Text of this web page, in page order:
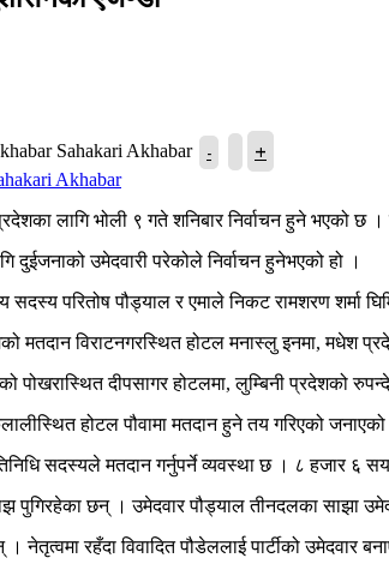
Sahakari Akhabar - +
लागि भोली ९ गते शनिबार निर्वाचन हुने भएको छ
दुईजनाको उमेदवारी परेकोले निर्वाचन हुनेभएको हो ।
परितोष पौड्याल र एमाले निकट रामशरण शर्मा
मतदान विराटनगरस्थित होटल मनास्लु इनमा, मधेश
दीपसागर होटलमा, लुम्बिनी प्रदेशको
होटल पौवामा मतदान हुने तय गरिएको
सदस्यले मतदान गर्नुपर्ने व्यवस्था छ । ८ हजार ६
पुगिरहेका छन् । उमेदवार पौड्याल तीनदलका साझा
रहँदा विवादित पौडेललाई पार्टीको उमेदवार